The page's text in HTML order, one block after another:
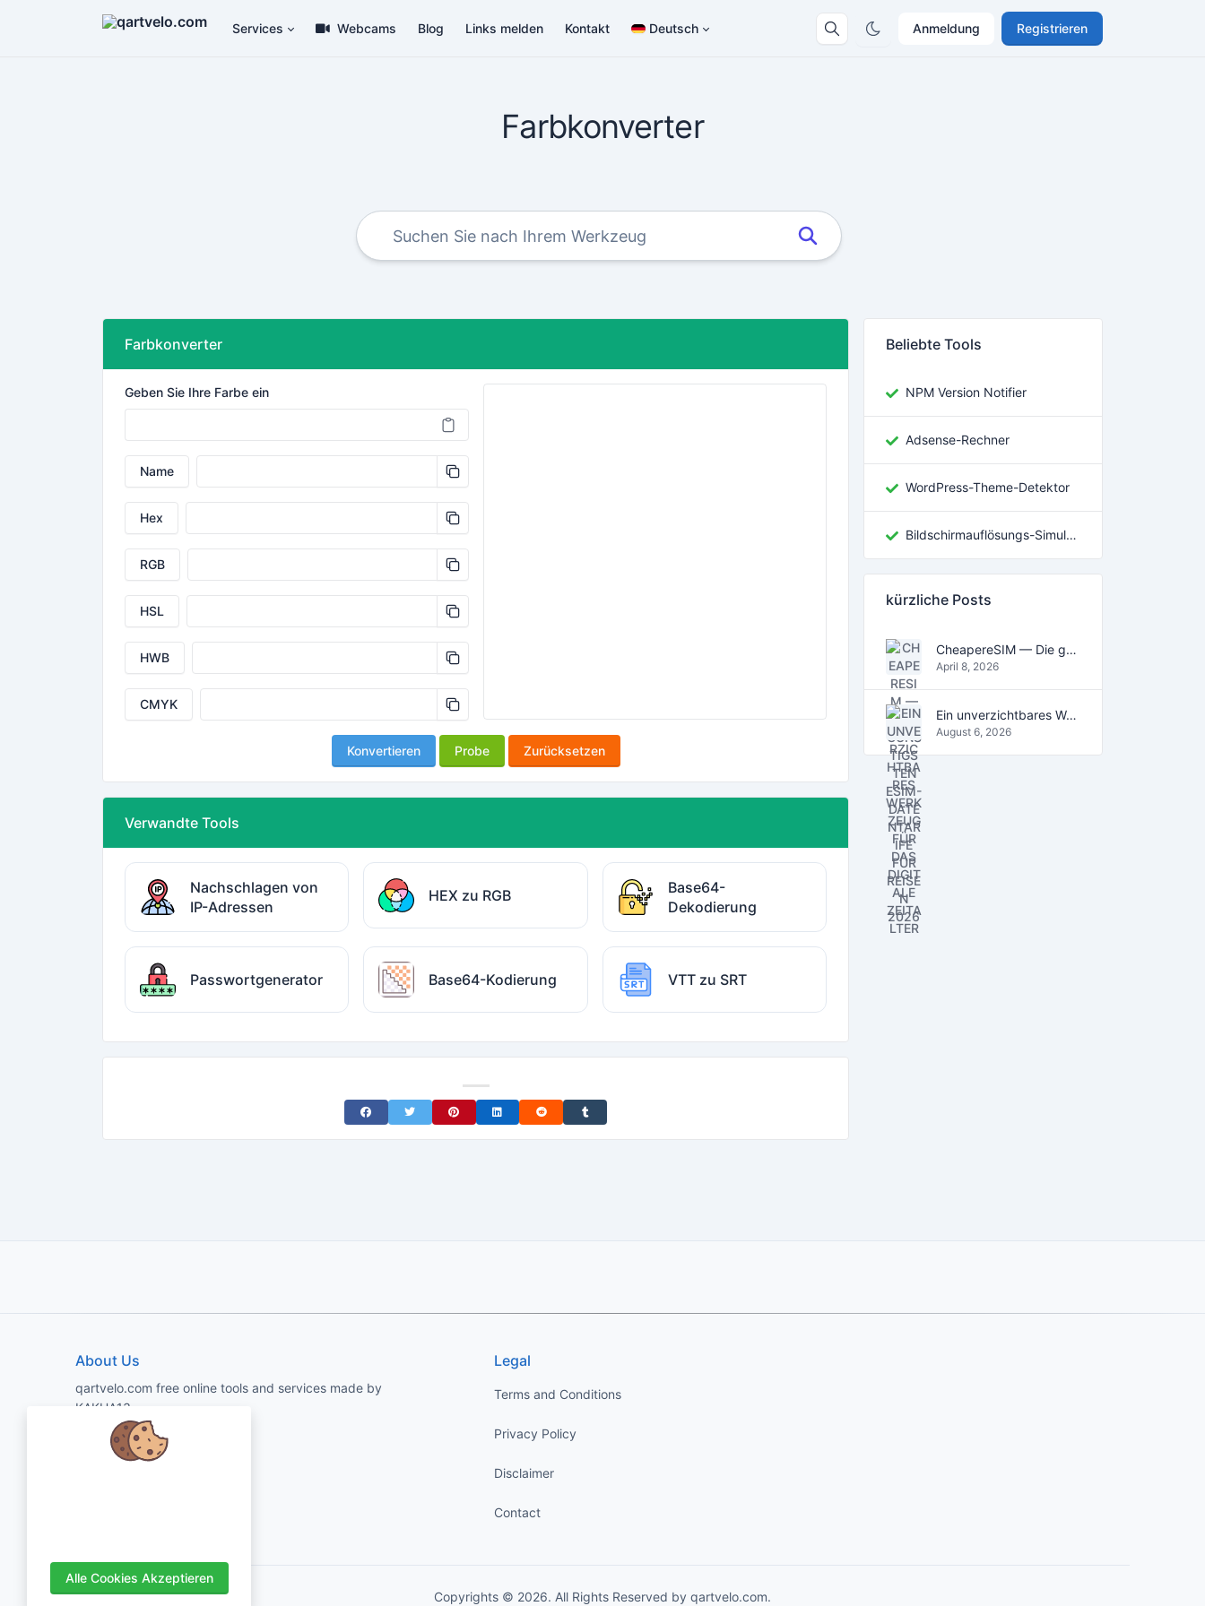
Anmeldung Registrieren
Services Webcams Blog Links melden Kontakt Deutsch
Farbkonverter
Farbkonverter
Geben Sie Ihre Farbe ein
Name
Hex
RGB
HSL
HWB
CMYK
Konvertieren Probe Zurücksetzen
Verwandte Tools
Nachschlagen von
IP-Adressen
HEX zu RGB
Base64-
Dekodierung
Passwortgenerator Base64-Kodierung VTT zu SRT
Share on Facebook
Share on TwitterShare on Pinterest
Share on LinkedIn
Share on RedditShare on Tumblr
Beliebte Tools
NPM Version Notifier
Adsense-Rechner
WordPress-Theme-Detektor
Bildschirmauflösungs-Simulator
kürzliche Posts
CheapereSIM — Die günstigsten eSIM-Datentarife für Reisen 2026
April 8, 2026
Ein unverzichtbares Werkzeug für das digitale Zeitalter
August 6, 2026
About Us
qartvelo.com free online tools and services made by
KAKHA13
Legal
Terms and Conditions
Privacy Policy
Disclaimer
Contact
Copyrights © 2026. All Rights Reserved by qartvelo.com.
Alle Cookies Akzeptieren